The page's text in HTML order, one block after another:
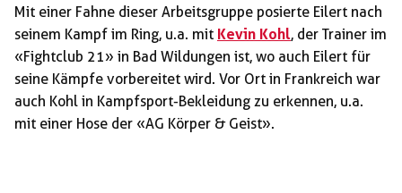
Mit einer Fahne dieser Arbeitsgruppe posierte Eilert nach
seinem Kampf im Ring, u.a. mit Kevin Kohl, der Trainer im
«Fightclub 21» in Bad Wildungen ist, wo auch Eilert für
seine Kämpfe vorbereitet wird. Vor Ort in Frankreich war
auch Kohl in Kampfsport-Bekleidung zu erkennen, u.a.
mit einer Hose der «AG Körper & Geist».